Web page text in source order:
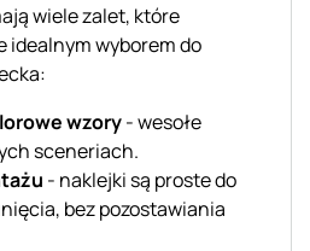
wiele zalet, które
idealnym wyborem do
wzory- wesołe
sceneriach.
- naklejki są proste do
bez pozostawiania